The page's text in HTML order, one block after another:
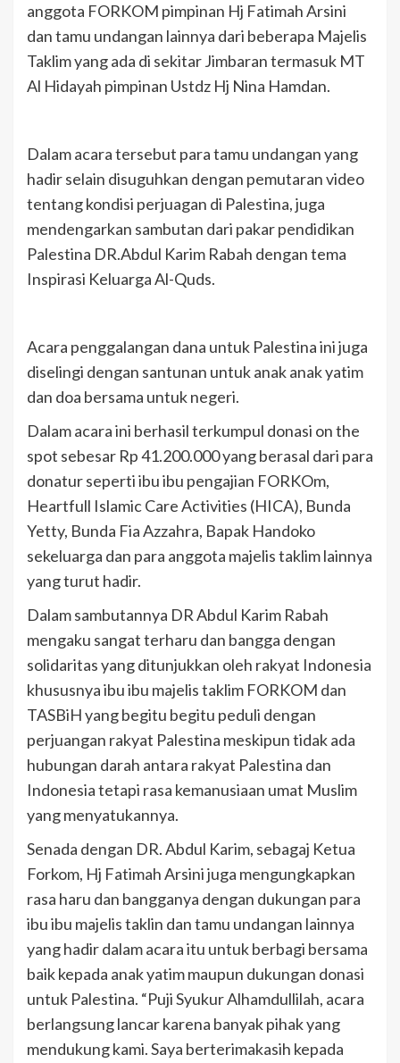
anggota FORKOM pimpinan Hj Fatimah Arsini
dan tamu undangan lainnya dari beberapa Majelis
Taklim yang ada di sekitar Jimbaran termasuk MT
Al Hidayah pimpinan Ustdz Hj Nina Hamdan.
Dalam acara tersebut para tamu undangan yang
hadir selain disuguhkan dengan pemutaran video
tentang kondisi perjuagan di Palestina, juga
mendengarkan sambutan dari pakar pendidikan
Palestina DR.Abdul Karim Rabah dengan tema
Inspirasi Keluarga Al-Quds.
Acara penggalangan dana untuk Palestina ini juga
diselingi dengan santunan untuk anak anak yatim
dan doa bersama untuk negeri.
Dalam acara ini berhasil terkumpul donasi on the
spot sebesar Rp 41.200.000 yang berasal dari para
donatur seperti ibu ibu pengajian FORKOm,
Heartfull Islamic Care Activities (HICA), Bunda
Yetty, Bunda Fia Azzahra, Bapak Handoko
sekeluarga dan para anggota majelis taklim lainnya
yang turut hadir.
Dalam sambutannya DR Abdul Karim Rabah
mengaku sangat terharu dan bangga dengan
solidaritas yang ditunjukkan oleh rakyat Indonesia
khususnya ibu ibu majelis taklim FORKOM dan
TASBiH yang begitu begitu peduli dengan
perjuangan rakyat Palestina meskipun tidak ada
hubungan darah antara rakyat Palestina dan
Indonesia tetapi rasa kemanusiaan umat Muslim
yang menyatukannya.
Senada dengan DR. Abdul Karim, sebagaj Ketua
Forkom, Hj Fatimah Arsini juga mengungkapkan
rasa haru dan bangganya dengan dukungan para
ibu ibu majelis taklin dan tamu undangan lainnya
yang hadir dalam acara itu untuk berbagi bersama
baik kepada anak yatim maupun dukungan donasi
untuk Palestina. “Puji Syukur Alhamdullilah, acara
berlangsung lancar karena banyak pihak yang
mendukung kami. Saya berterimakasih kepada